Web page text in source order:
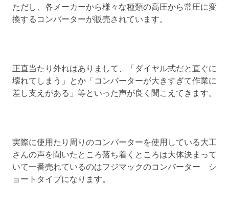
ただし、各メーカーから様々な種類の高圧から常圧に変
換するコンバーターが販売されています。
正直当たり外れはありまして、「ダイヤル式だと直ぐに
壊れてしまう」とか「コンバーターが大きすぎて作業に
差し支えがある」等といった声が良く聞こえてきます。
実際に使用たり周りのコンバーターを使用している大工
さんの声を聞いたところ落ち着くところは大体決まって
いて一番売れているのはフジマックのコンバーター シ
ョートタイプになります。